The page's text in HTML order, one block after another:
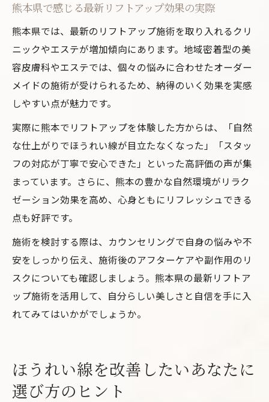
熊本県で感じる最新リフトアップ効果の実際
熊本県では、最新のリフトアップ施術を取り入れるクリ
ニックやエステが増加傾向にあります。地域密着型の美
容皮膚科やエステでは、個々の悩みに合わせたオーダー
メイドの施術が受けられるため、納得のいく効果を実感
しやすい点が魅力です。
実際に熊本でリフトアップを体験した方からは、「自然
な仕上がりでほうれい線が目立たなくなった」「スタッ
フの対応が丁寧で安心できた」といった高評価の声が集
まっています。さらに、熊本の豊かな自然環境がリラク
ゼーション効果を高め、心身ともにリフレッシュできる
点も好評です。
施術を検討する際は、カウンセリングで自身の悩みや不
安をしっかり伝え、施術後のアフターケアや副作用のリ
スクについても確認しましょう。熊本県の最新リフトア
ップ施術を活用して、自分らしい美しさと自信を手に入
れてみてはいかがでしょうか。
ほうれい線を改善したいあなたに
選び方のヒント